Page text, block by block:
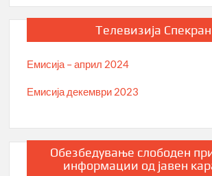
Телевизија Спекран
Емисија – април 2024
Емисија декември 2023
Обезбедување слободен
информации од јавен